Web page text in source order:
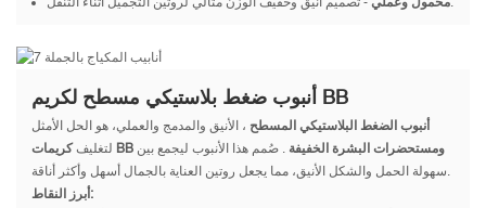
أنبوب ضغط بلاستيكي مسطح لكريم BB
أنبوب الضغط البلاستيكي المسطح ، الأنيق والمدمج والعملي، هو الحل الأمثل
لتغليف
كريمات BB ومستحضرات البشرة الخفيفة . صُمم هذا الأنبوب ليجمع بين
سهولة الحمل والشكل الأنيق، مما يجعل روتين العناية بالجمال أسهل وأكثر أناقة.
أبرز النقاط: